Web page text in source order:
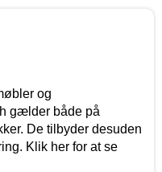
og
gælder både på
De tilbyder desuden
Klik her for at se